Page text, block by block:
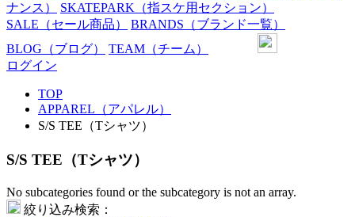
ナンス）
SKATEPARK （指スケ用セクション）
SALE （セール商品） BRANDS （ブランド一覧）
BLOG （ブログ） TEAM （チーム）
ログイン
TOP
APPAREL（アパレル）
S/S TEE（Tシャツ）
S/S TEE（Tシャツ）
No subcategories found or the subcategory is not an array.
絞り込み検索：